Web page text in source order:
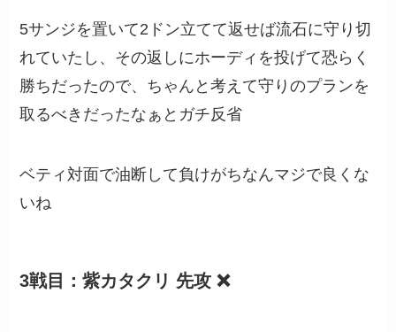
5サンジを置いて2ドン立てて返せば流石に守り切
れていたし、その返しにホーディを投げて恐らく
勝ちだったので、ちゃんと考えて守りのプランを
取るべきだったなぁとガチ反省
ベティ対面で油断して負けがちなんマジで良くな
いね
3戦目：紫カタクリ 先攻 ❌